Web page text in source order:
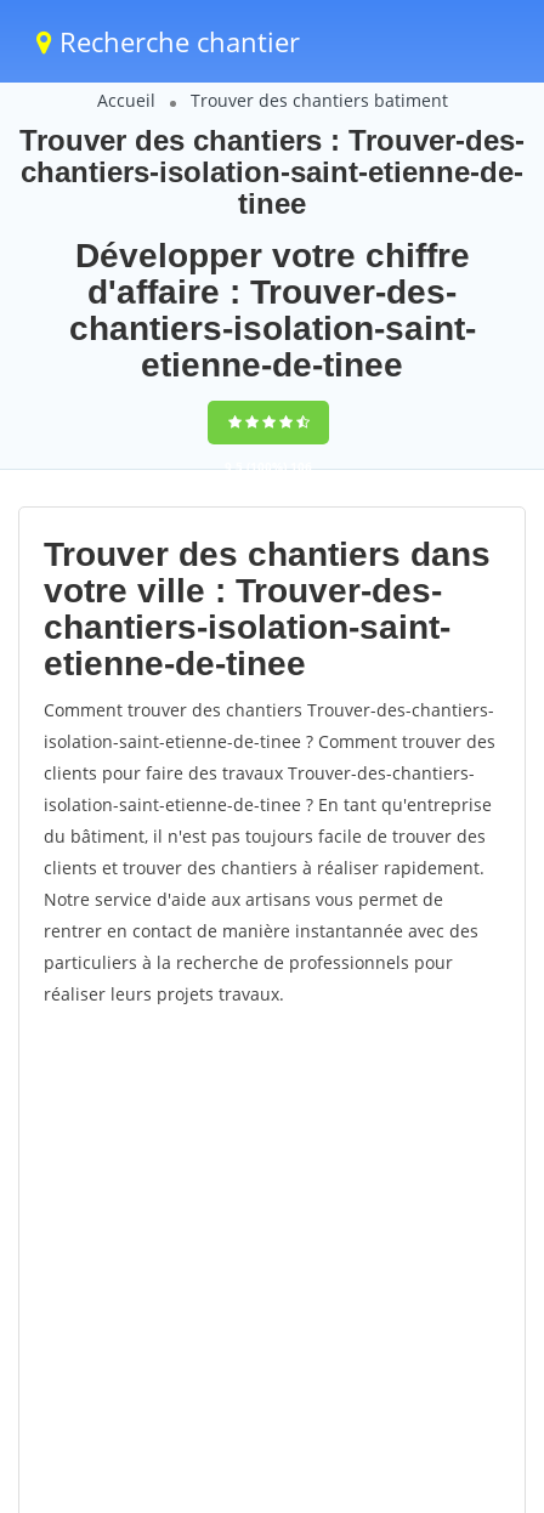
Recherche chantier
Accueil Trouver des chantiers batiment
Trouver des chantiers : Trouver-des-
chantiers-isolation-saint-etienne-de-
tinee
Développer votre chiffre
d'affaire : Trouver-des-
chantiers-isolation-saint-
etienne-de-tinee
9,5(100%)106
votes
Trouver des chantiers dans
votre ville : Trouver-des-
chantiers-isolation-saint-
etienne-de-tinee
Comment trouver des chantiers Trouver-des-chantiers-
isolation-saint-etienne-de-tinee ? Comment trouver des
clients pour faire des travaux Trouver-des-chantiers-
isolation-saint-etienne-de-tinee ? En tant qu'entreprise
du bâtiment, il n'est pas toujours facile de trouver des
clients et trouver des chantiers à réaliser rapidement.
Notre service d'aide aux artisans vous permet de
rentrer en contact de manière instantannée avec des
particuliers à la recherche de professionnels pour
réaliser leurs projets travaux.